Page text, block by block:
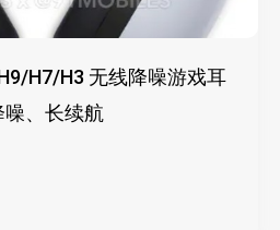
H7/H3 无线降噪游戏耳
、长续航